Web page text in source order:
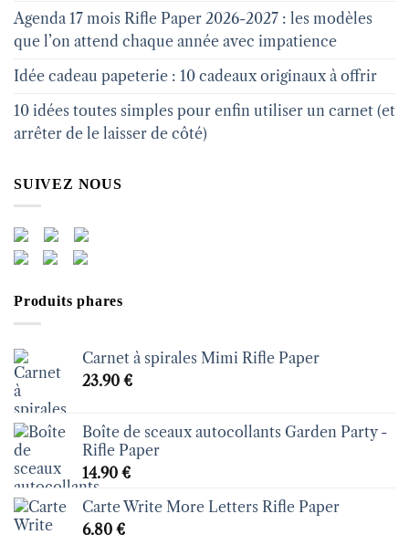
Agenda 17 mois Rifle Paper 2026-2027 : les modèles
que l’on attend chaque année avec impatience
Idée cadeau papeterie : 10 cadeaux originaux à offrir
10 idées toutes simples pour enfin utiliser un carnet (et
arrêter de le laisser de côté)
SUIVEZ NOUS
Produits phares
Carnet à spirales Mimi Rifle Paper
23.90 €
Boîte de sceaux autocollants Garden Party -
Rifle Paper
14.90 €
Carte Write More Letters Rifle Paper
6.80 €